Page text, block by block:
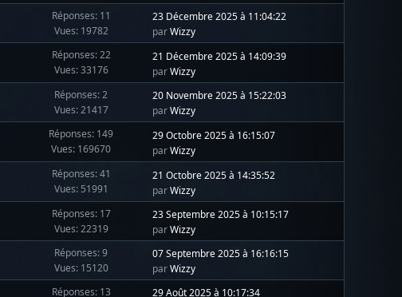
Réponses: 11
Vues: 19782
23 Décembre 2025 à 11:04:22
parWizzy
Réponses: 22
Vues: 33176
21 Décembre 2025 à 14:09:39
parWizzy
Réponses: 2
Vues: 21417
20 Novembre 2025 à 15:22:03
parWizzy
Réponses: 149
Vues: 169670
29 Octobre 2025 à 16:15:07
parWizzy
Réponses: 41
Vues: 51991
21 Octobre 2025 à 14:35:52
parWizzy
Réponses: 17
Vues: 22319
23 Septembre 2025 à 10:15:17
parWizzy
Réponses: 9
Vues: 15120
07 Septembre 2025 à 16:16:15
parWizzy
Réponses: 13 29 Août 2025 à 10:17:34